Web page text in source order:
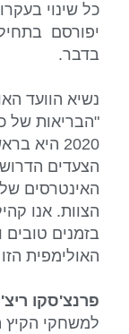
כל שינוי
יפורסם
בדבר.
נשיא הוועד
"הבריאות של
2020
הצעדים
האינטרסים
הצוות. אנו
בזמנים טובים
האולימפית
פרנצ'סקו